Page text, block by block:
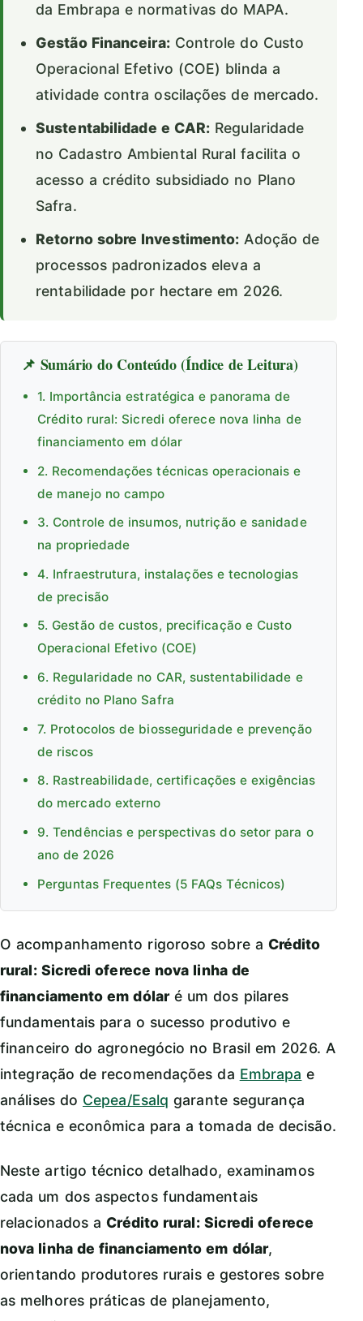
da Embrapa e normativas do MAPA.
Gestão Financeira:Controle do Custo
Operacional Efetivo (COE) blinda a
atividade contra oscilações de mercado.
Sustentabilidade e CAR: Regularidade
no Cadastro Ambiental Rural facilita o
acesso a crédito subsidiado no Plano
Safra.
Retorno sobre Investimento: Adoção de
processos padronizados eleva a
rentabilidade por hectare em 2026.
📌 Sumário do Conteúdo (Índice de Leitura)
1. Importância estratégica e panorama de
Crédito rural: Sicredi oferece nova linha de
financiamento em dólar
2. Recomendações técnicas operacionais e
de manejo no campo
3. Controle de insumos, nutrição e sanidade
na propriedade
4. Infraestrutura, instalações e tecnologias
de precisão
5. Gestão de custos, precificação e Custo
Operacional Efetivo (COE)
6. Regularidade no CAR, sustentabilidade e
crédito no Plano Safra
7. Protocolos de biosseguridade e prevenção
de riscos
8. Rastreabilidade, certificações e exigências
do mercado externo
9. Tendências e perspectivas do setor para o
ano de 2026
Perguntas Frequentes (5 FAQs Técnicos)
O acompanhamento rigoroso sobre a Crédito
rural: Sicredi oferece nova linha de
financiamento em dólaré um dos pilares
fundamentais para o sucesso produtivo e
financeiro do agronegócio no Brasil em 2026. A
integração de recomendações da Embrapa e
análises do Cepea/Esalq garante segurança
técnica e econômica para a tomada de decisão.
Neste artigo técnico detalhado, examinamos
cada um dos aspectos fundamentais
relacionados aCrédito rural: Sicredi oferece
nova linha de financiamento em dólar,
orientando produtores rurais e gestores sobre
as melhores práticas de planejamento,